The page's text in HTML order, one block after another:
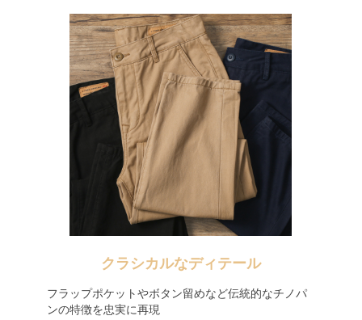
クラシカルなディテール
フラップポケットやボタン留めなど伝統的なチノパ
ンの特徴を忠実に再現